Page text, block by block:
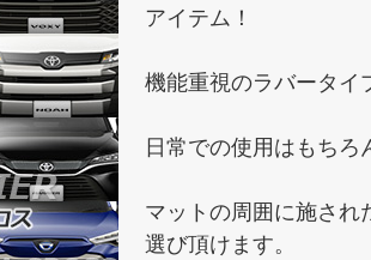
アイテム！
機能重視のラバータイ
日常での使用はもち
マットの周囲に施され
選び頂けます。